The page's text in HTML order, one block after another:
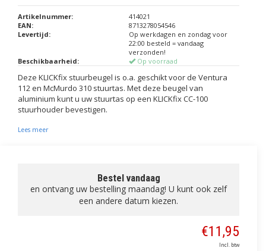
Artikelnummer:
414021
EAN:
8713278054546
Levertijd:
Op werkdagen en zondag voor
22:00 besteld = vandaag
verzonden!
Beschikbaarheid:
Op voorraad
Deze KLICKfix stuurbeugel is o.a. geschikt voor de Ventura
112 en McMurdo 310 stuurtas. Met deze beugel van
aluminium kunt u uw stuurtas op een KLICKfix CC-100
stuurhouder bevestigen.
Lees meer
Bestel vandaag
en ontvang uw bestelling maandag! U kunt ook zelf
een andere datum kiezen.
€11,95
Incl. btw